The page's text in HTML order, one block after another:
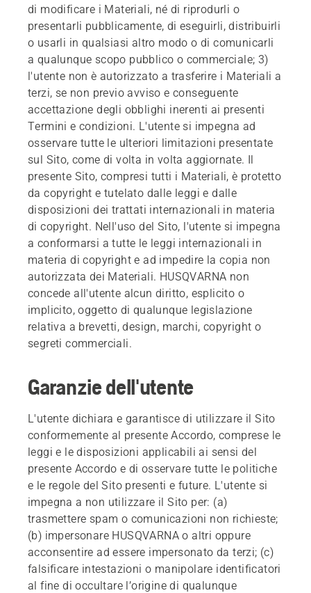
di modificare i Materiali, né di riprodurli o
presentarli pubblicamente, di eseguirli, distribuirli
o usarli in qualsiasi altro modo o di comunicarli
a qualunque scopo pubblico o commerciale; 3)
l'utente non è autorizzato a trasferire i Materiali a
terzi, se non previo avviso e conseguente
accettazione degli obblighi inerenti ai presenti
Termini e condizioni. L'utente si impegna ad
osservare tutte le ulteriori limitazioni presentate
sul Sito, come di volta in volta aggiornate. Il
presente Sito, compresi tutti i Materiali, è protetto
da copyright e tutelato dalle leggi e dalle
disposizioni dei trattati internazionali in materia
di copyright. Nell'uso del Sito, l'utente si impegna
a conformarsi a tutte le leggi internazionali in
materia di copyright e ad impedire la copia non
autorizzata dei Materiali. HUSQVARNA non
concede all'utente alcun diritto, esplicito o
implicito, oggetto di qualunque legislazione
relativa a brevetti, design, marchi, copyright o
segreti commerciali.
Garanzie dell'utente
L'utente dichiara e garantisce di utilizzare il Sito
conformemente al presente Accordo, comprese le
leggi e le disposizioni applicabili ai sensi del
presente Accordo e di osservare tutte le politiche
e le regole del Sito presenti e future. L'utente si
impegna a non utilizzare il Sito per: (a)
trasmettere spam o comunicazioni non richieste;
(b) impersonare HUSQVARNA o altri oppure
acconsentire ad essere impersonato da terzi; (c)
falsificare intestazioni o manipolare identificatori
al fine di occultare l’origine di qualunque